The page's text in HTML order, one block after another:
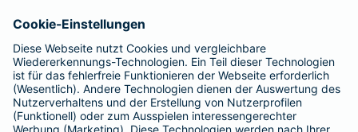
Barmenia ist Teil der BarmeniaGothaer
BELIEBTE SEITEN
Kranken-Zusatzversicherung
Tierversicherungen
Haftpflichtversicherung